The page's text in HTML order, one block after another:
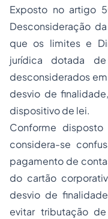
Exposto no artigo
Desconsideração
que os limites e
jurídica dotada
desconsiderados
desvio de
dispositivo de lei.
Conforme
considera-se
pagamento de
do cartão
desvio de
evitar tributação